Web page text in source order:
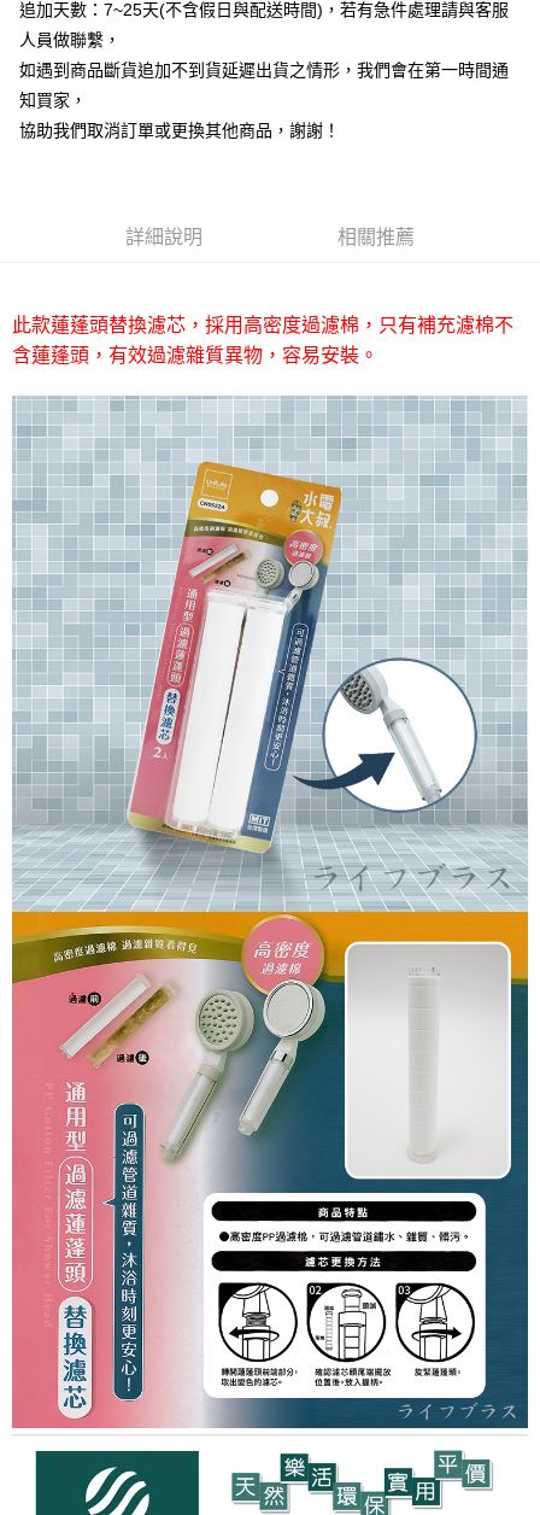
台新國際商業銀行
中國信託商業銀行
台灣樂天信用卡公司
元大商業銀行
永豐商業銀行
玉山商業銀行
台灣樂天信用卡公司
聯邦商業銀行
遠東國際商業銀行
元大商業銀行
玉山商業銀行
星展（台灣）商業銀行
台新國際商業銀行
悠遊付
全盈+PAY
AFTEE先享後付
【「AFTEE先享後付」結帳流程】
１．於結帳方式選擇「AFTEE先享後付」後，將跳轉至「AFTEE先享後付」
２．訂單成立數日內，您將收到繳費通知簡訊。
ATM／網路銀行／等多元方式進行付款，方視為交易完成。
※ 請注意：結帳手續完成當下不需立刻繳費，但若您需要取消訂單，請聯絡
購買商品的店家。未經商家同意取消之訂單仍視為有效，需透過AFTEE先享
※ 交易是否成功請以「AFTEE先享後付 」之結帳頁面顯示為準，若有關於
是否繳費成功／繳費後需取消欲退款等相關疑問，請聯繫「AFTEE先享後付
客戶支援中心」
https://netprotections.freshdesk.com/support/home
【注意事項】
１．透過由恩沛科技股份有限公司提供之「AFTEE先享後付」服務完成之交
易，需依本服務之必要範圍內提供個人資料，並將交易相關給付款項請求債
權轉讓予恩沛科技股份有限公司。
２．關於個人資料處理事宜，請瀏覽以下網址：
https://aftee.tw/terms/#terms3
３．未成年的使用者請事先徵得法定代理人或監護人之同意方可使用
「AFTEE先享後付」，若未經同意申辦者引起之損失，本公司不負相關責
任。
４．使用「AFTEE先享後付」時，將依據個別帳號之用戶狀況，依本公司即
時審查核予不同之上限額度；若仍有額度不足之情形，本公司將視審查結果
請求用戶進行身份認證。
５．嚴禁一人註冊多個帳號或使用他人資訊註冊。若發現惡意使用之情形，
恩沛科技股份有限公司將有權停止該用戶之使用額度並採取法律行動。
運送方式
全家取貨付款三天後到
全家離島取貨付款
每筆NT$100，滿NT$1,000(含以上)免運費
付款後全家取貨
每筆NT$60，滿NT$490(含以上)免運費
7-11取貨付款三天
每筆NT$60，滿NT$490(含以上)免運費
7-11離島取貨付款
每筆NT$100，滿NT$1,000(含以上)免運費
付款後7-11取貨
每筆NT$60，滿NT$490(含以上)免運費
本島宅配1~2天後到
每筆NT$80，滿NT$490(含以上)免運費
貨到付款
每筆NT$150，滿NT$3,000(含以上)免運費
追加天數：7~25天(不含假日與配送時間)，若有急件處理請與客服
人員做聯繫，
如遇到商品斷貨追加不到貨延遲出貨之情形，我們會在第一時間通
知買家，
協助我們取消訂單或更換其他商品，謝謝！
詳細說明 相關推薦
此款蓮蓬頭替換濾芯，採用高密度過濾棉，只有補充濾棉不
含蓮蓬頭，有效過濾雜質異物，容易安裝。